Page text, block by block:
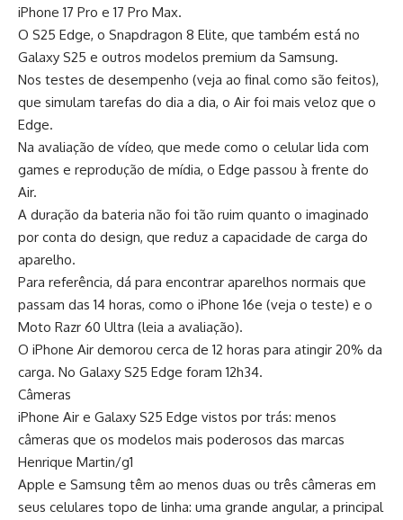
iPhone 17 Pro e 17 Pro Max.
O S25 Edge, o Snapdragon 8 Elite, que também está no
Galaxy S25 e outros modelos premium da Samsung.
Nos testes de desempenho (veja ao final como são feitos),
que simulam tarefas do dia a dia, o Air foi mais veloz que o
Edge.
Na avaliação de vídeo, que mede como o celular lida com
games e reprodução de mídia, o Edge passou à frente do
Air.
A duração da bateria não foi tão ruim quanto o imaginado
por conta do design, que reduz a capacidade de carga do
aparelho.
Para referência, dá para encontrar aparelhos normais que
passam das 14 horas, como o iPhone 16e (veja o teste) e o
Moto Razr 60 Ultra (leia a avaliação).
O iPhone Air demorou cerca de 12 horas para atingir 20% da
carga. No Galaxy S25 Edge foram 12h34.
Câmeras
iPhone Air e Galaxy S25 Edge vistos por trás: menos
câmeras que os modelos mais poderosos das marcas
Henrique Martin/g1
Apple e Samsung têm ao menos duas ou três câmeras em
seus celulares topo de linha: uma grande angular, a principal